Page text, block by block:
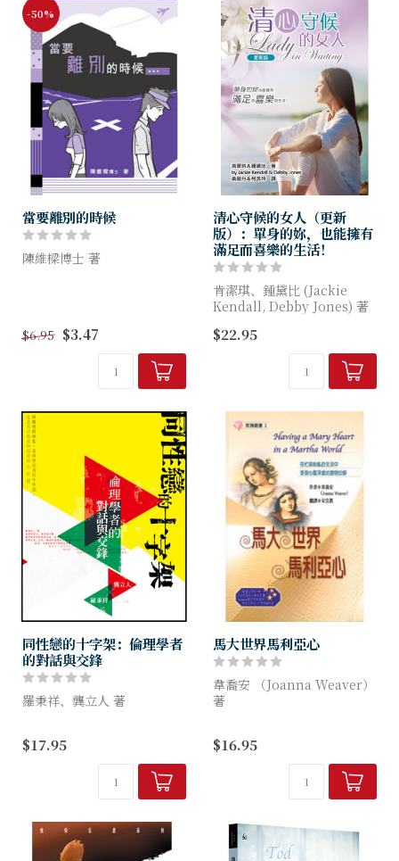
-50%
當要離別的時候
陳維樑博士 著
如何自處及處理，本書為你一
一解說，精簡易明。
$6.95 $3.47
清心守候的女人（更新
版）：單身的妳，也能擁有
滿足而喜樂的生活！
肯潔琪、鍾黛比 (Jackie
Kendall, Debby Jones) 著
婚姻告訴我們，即使最親密的
人際關係仍無法滿足內心最深
$22.95
同性戀的十字架：倫理學者
的對話與交鋒
羅秉祥、龔立人 著
祥與龔立人--再度相遇，在同
性戀的議題上，他們仍舊針鋒
相對。但這次他們卻選擇了一
種別開新面的對談方式，目
$17.95
馬大世界馬利亞心
韋喬安 （Joanna Weaver）
著
探討大家耳熟能詳的聖經故
事。她讓我們知道，每個馬利
亞和馬大，應當如何與主更加
$16.95